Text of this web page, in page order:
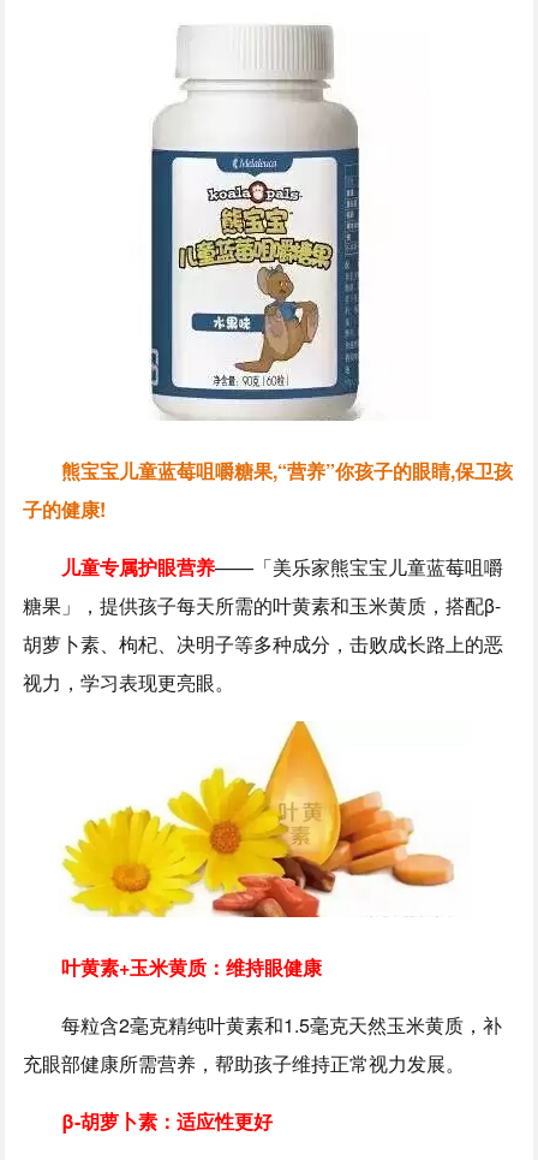
熊宝宝儿童蓝莓咀嚼糖果,“营养”你孩子的眼睛,保卫孩
子的健康!
儿童专属护眼营养——「美乐家熊宝宝儿童蓝莓咀嚼
糖果」，提供孩子每天所需的叶黄素和玉米黄质，搭配β-
胡萝卜素、枸杞、决明子等多种成分，击败成长路上的恶
视力，学习表现更亮眼。
叶黄素+玉米黄质：维持眼健康
每粒含2毫克精纯叶黄素和1.5毫克天然玉米黄质，补
充眼部健康所需营养，帮助孩子维持正常视力发展。
β-胡萝卜素：适应性更好